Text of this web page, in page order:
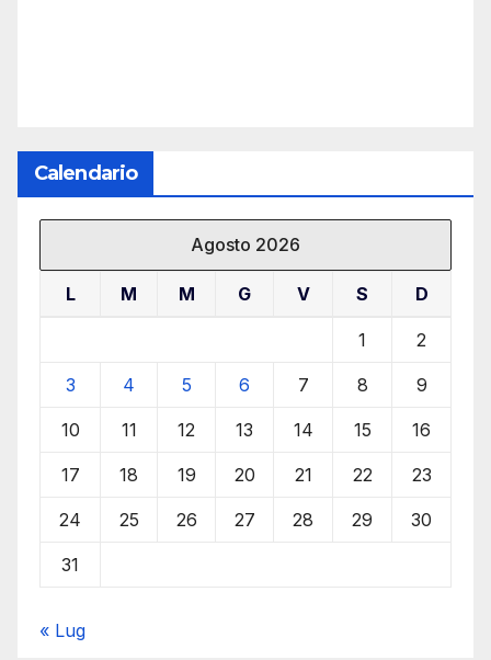
Calendario
Agosto 2026
L M M G V S D
1 2
3 4 5 6 7 8 9
10 11 12 13 14 15 16
17 18 19 20 21 22 23
24 25 26 27 28 29 30
31
« Lug